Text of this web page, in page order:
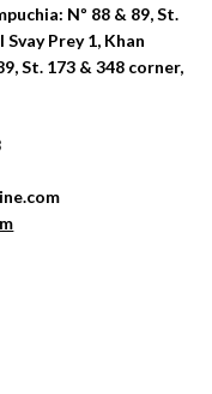
Nº 88 & 89, St.
Prey 1, Khan
St. 173 & 348 corner,